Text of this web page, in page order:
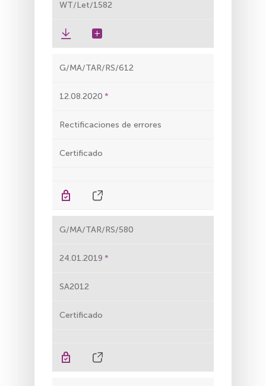
WT/Let/1582
G/MA/TAR/RS/612
12.08.2020
Rectificaciones de errores
Certificado
G/MA/TAR/RS/580
24.01.2019
SA2012
Certificado